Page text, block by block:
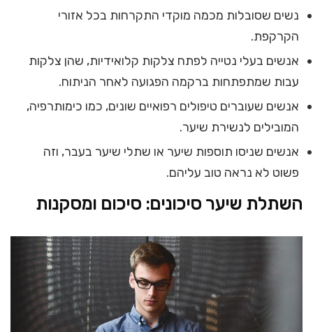
נשים שסובלות מכמה מוקדי התקרחות בכל אזורי
הקרקפת.
אנשים בעלי נטייה לפתח צלקות קלואידיות, שהן צלקות
עבות שמתפתחות ברקמה הפגועה לאחר הניתוח.
אנשים שעוברים טיפולים רפואיים שונים, כמו כימותרפיה,
המובילים לנשירת שיער.
אנשים שניסו תוספות שיער או שתלי שיער בעבר, וזה
פשוט לא נראה טוב עליהם.
השתלת שיער סיכונים: סיכום ומסקנות